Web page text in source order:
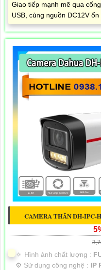
Giao tiếp mạnh mẽ qua
USB, cùng nguồn DC12V ổn
CAMERA THÂN DH-IPC-
🔅 Hình ảnh chất lượng :
⚙ Sử dụng công nghệ : IP